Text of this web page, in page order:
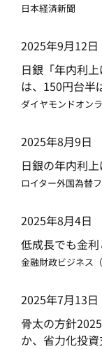
日本経済新聞
2025年9月12日
日銀「年内利
は、150円台半
ダイヤモンドオン
2025年8月9日
日銀の年内利
ロイター外国為替
2025年8月4日
低成長でも金
金融財政ビジネス（
2025年7月13日
骨太の方針
か、省力化投